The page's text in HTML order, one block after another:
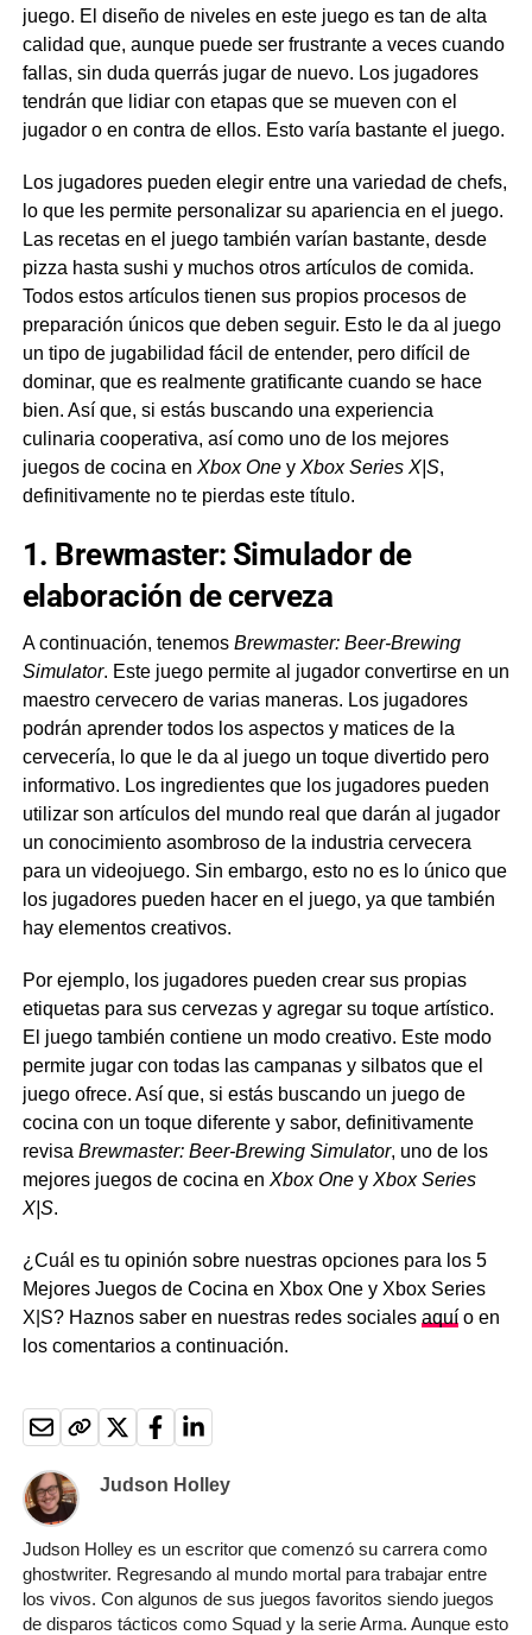
juego. El diseño de niveles en este juego es tan de alta
calidad que, aunque puede ser frustrante a veces cuando
fallas, sin duda querrás jugar de nuevo. Los jugadores
tendrán que lidiar con etapas que se mueven con el
jugador o en contra de ellos. Esto varía bastante el juego.
Los jugadores pueden elegir entre una variedad de chefs,
lo que les permite personalizar su apariencia en el juego.
Las recetas en el juego también varían bastante, desde
pizza hasta sushi y muchos otros artículos de comida.
Todos estos artículos tienen sus propios procesos de
preparación únicos que deben seguir. Esto le da al juego
un tipo de jugabilidad fácil de entender, pero difícil de
dominar, que es realmente gratificante cuando se hace
bien. Así que, si estás buscando una experiencia
culinaria cooperativa, así como uno de los mejores
juegos de cocina en Xbox Oney Xbox Series X|S,
definitivamente no te pierdas este título.
1. Brewmaster: Simulador de
elaboración de cerveza
A continuación, tenemos Brewmaster: Beer-Brewing
Simulator. Este juego permite al jugador convertirse en un
maestro cervecero de varias maneras. Los jugadores
podrán aprender todos los aspectos y matices de la
cervecería, lo que le da al juego un toque divertido pero
informativo. Los ingredientes que los jugadores pueden
utilizar son artículos del mundo real que darán al jugador
un conocimiento asombroso de la industria cervecera
para un videojuego. Sin embargo, esto no es lo único que
los jugadores pueden hacer en el juego, ya que también
hay elementos creativos.
Por ejemplo, los jugadores pueden crear sus propias
etiquetas para sus cervezas y agregar su toque artístico.
El juego también contiene un modo creativo. Este modo
permite jugar con todas las campanas y silbatos que el
juego ofrece. Así que, si estás buscando un juego de
cocina con un toque diferente y sabor, definitivamente
revisa Brewmaster: Beer-Brewing Simulator, uno de los
mejores juegos de cocina en Xbox Oney Xbox Series
X|S.
¿Cuál es tu opinión sobre nuestras opciones para los 5
Mejores Juegos de Cocina en Xbox One y Xbox Series
X|S? Haznos saber en nuestras redes sociales aquío en
los comentarios a continuación.
Judson Holley
Judson Holley es un escritor que comenzó su carrera como
ghostwriter. Regresando al mundo mortal para trabajar entre
los vivos. Con algunos de sus juegos favoritos siendo juegos
de disparos tácticos como Squad y la serie Arma. Aunque esto